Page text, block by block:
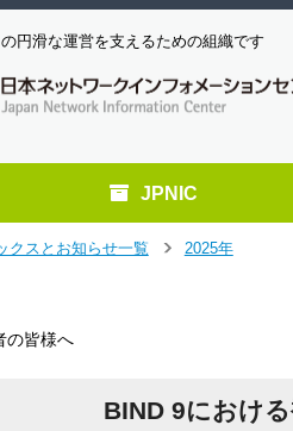
円滑な運営を支えるための組織です
JPNIC
クスとお知らせ一覧
2025年
の皆様へ
BIND 9におけ